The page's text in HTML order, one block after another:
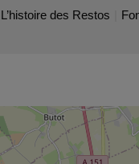
L’histoire des Restos